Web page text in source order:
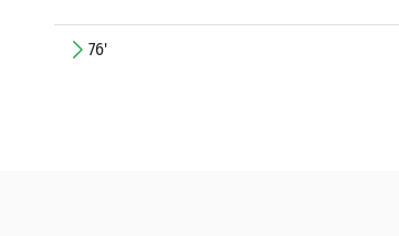
76'